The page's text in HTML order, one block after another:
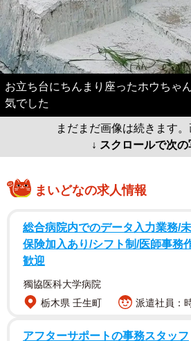
お立ち台にちんまり座ったホウちゃ
気でした
まだまだ画像は続きます。
↓ スクロールで次の
まいどなの求人情報
総合病院内でのデータ入力業務/
保険加入あり/シフト制/医師事務
歓迎
獨協医科大学病院
栃木県 壬生町
派遣社員：
アフターサポートの事務スタッフ